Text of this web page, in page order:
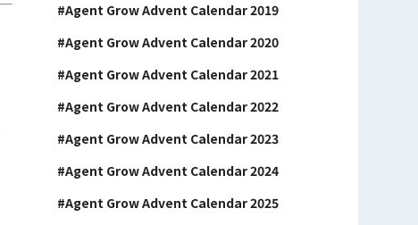
Agent Grow Advent Calendar 2019
Agent Grow Advent Calendar 2020
Agent Grow Advent Calendar 2021
Agent Grow Advent Calendar 2022
Agent Grow Advent Calendar 2023
Agent Grow Advent Calendar 2024
Agent Grow Advent Calendar 2025